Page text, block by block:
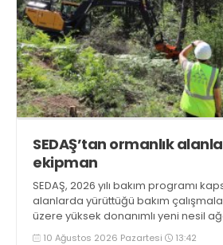
SEDAŞ’tan ormanlık
ekipman
SEDAŞ, 2026 yılı bakım programı
alanlarda yürüttüğü bakım
üzere yüksek donanımlı yeni nesil
ekskavatörü hizmete aldı
10 Ağustos 2026 Pazartesi 13:42